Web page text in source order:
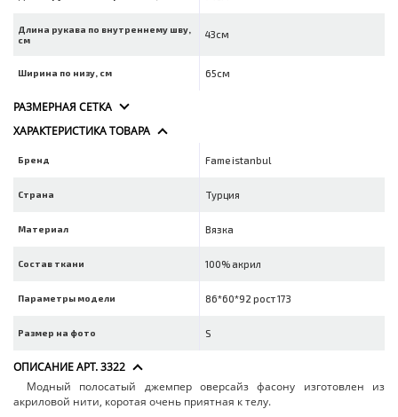
Длина рукава по внутреннему шву,
см
43см
Ширина по низу, см 65см
РАЗМЕРНАЯ СЕТКА
ХАРАКТЕРИСТИКА ТОВАРА
Бренд Fame istanbul
Страна Турция
Материал Вязка
Состав ткани 100% акрил
Параметры модели 86*60*92 рост 173
Размер на фото S
ОПИСАНИЕ АРТ. 3322
Модный полосатый джемпер оверсайз фасону изготовлен из
акриловой нити, коротая очень приятная к телу.